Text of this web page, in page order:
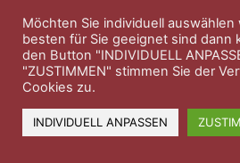
Möchten Sie individuell
besten für Sie geeignet sind dann
den Button "INDIVIDUELL
"ZUSTIMMEN" stimmen Sie der
Cookies zu.
INDIVIDUELL ANPASSEN